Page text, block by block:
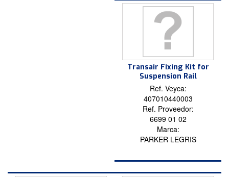
Transair Fixing Kit for
Suspension Rail
Ref. Veyca:
407010440003
Ref. Proveedor:
6699 01 02
Marca:
PARKER LEGRIS